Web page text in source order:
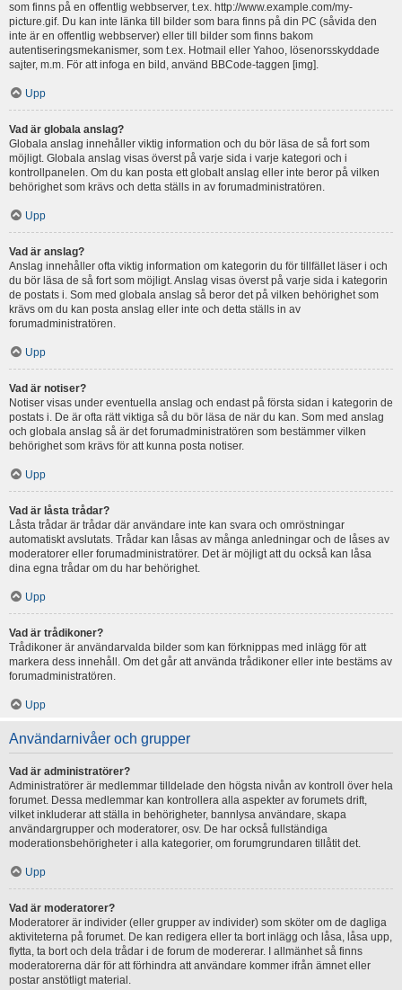
som finns på en offentlig webbserver, t.ex. http://www.example.com/my-
picture.gif. Du kan inte länka till bilder som bara finns på din PC (såvida den
inte är en offentlig webbserver) eller till bilder som finns bakom
autentiseringsmekanismer, som t.ex. Hotmail eller Yahoo, lösenorsskyddade
sajter, m.m. För att infoga en bild, använd BBCode-taggen [img].
Upp
Vad är globala anslag?
Globala anslag innehåller viktig information och du bör läsa de så fort som
möjligt. Globala anslag visas överst på varje sida i varje kategori och i
kontrollpanelen. Om du kan posta ett globalt anslag eller inte beror på vilken
behörighet som krävs och detta ställs in av forumadministratören.
Upp
Vad är anslag?
Anslag innehåller ofta viktig information om kategorin du för tillfället läser i och
du bör läsa de så fort som möjligt. Anslag visas överst på varje sida i kategorin
de postats i. Som med globala anslag så beror det på vilken behörighet som
krävs om du kan posta anslag eller inte och detta ställs in av
forumadministratören.
Upp
Vad är notiser?
Notiser visas under eventuella anslag och endast på första sidan i kategorin de
postats i. De är ofta rätt viktiga så du bör läsa de när du kan. Som med anslag
och globala anslag så är det forumadministratören som bestämmer vilken
behörighet som krävs för att kunna posta notiser.
Upp
Vad är låsta trådar?
Låsta trådar är trådar där användare inte kan svara och omröstningar
automatiskt avslutats. Trådar kan låsas av många anledningar och de låses av
moderatorer eller forumadministratörer. Det är möjligt att du också kan låsa
dina egna trådar om du har behörighet.
Upp
Vad är trådikoner?
Trådikoner är användarvalda bilder som kan förknippas med inlägg för att
markera dess innehåll. Om det går att använda trådikoner eller inte bestäms av
forumadministratören.
Upp
Användarnivåer och grupper
Vad är administratörer?
Administratörer är medlemmar tilldelade den högsta nivån av kontroll över hela
forumet. Dessa medlemmar kan kontrollera alla aspekter av forumets drift,
vilket inkluderar att ställa in behörigheter, bannlysa användare, skapa
användargrupper och moderatorer, osv. De har också fullständiga
moderationsbehörigheter i alla kategorier, om forumgrundaren tillåtit det.
Upp
Vad är moderatorer?
Moderatorer är individer (eller grupper av individer) som sköter om de dagliga
aktiviteterna på forumet. De kan redigera eller ta bort inlägg och låsa, låsa upp,
flytta, ta bort och dela trådar i de forum de modererar. I allmänhet så finns
moderatorerna där för att förhindra att användare kommer ifrån ämnet eller
postar anstötligt material.